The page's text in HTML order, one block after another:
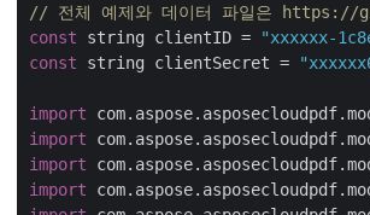
// 전체 예제와 데이터 파일은 https://
const string clientID =
"xxxxxx-
const string clientSecret =
import
import
import
import